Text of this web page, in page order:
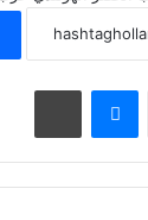
ماسنجر مشاركة عبر البريد